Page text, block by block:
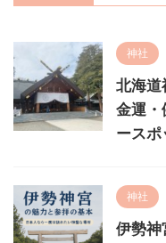
神社
北海道
金運・
ースポ
神社
伊勢神